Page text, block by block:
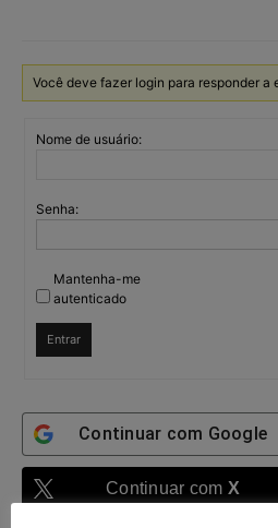
Você deve fazer login para responder a
Nome de usuário:
Senha:
Mantenha-me
autenticado
Entrar
Continuar com Google
Continuar com X